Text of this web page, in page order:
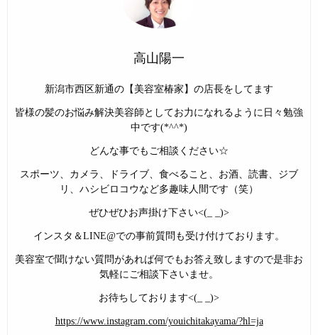
高山陽一
新潟市西区新通の【美容室椿家】の店長をしてます
皆様の髪のお悩み解決美容師としてお力になれるように日々勉強
中です(*^^*)
どんな事でもご相談ください☆
スポーツ、カメラ、ドライブ、食べること、お酒、読書、ジブ
リ、ハシビロコウなど多趣味人間です（笑）
ぜひぜひお声掛け下さい<(_ _)>
インスタ＆LINE@での事前質問も受け付けております。
美容室で聞けない質問があれば何でもお答え致しますので是非お
気軽にご相談下さいませ。
お待ちしております<(_ _)>
https://www.instagram.com/youichitakayama/?hl=ja